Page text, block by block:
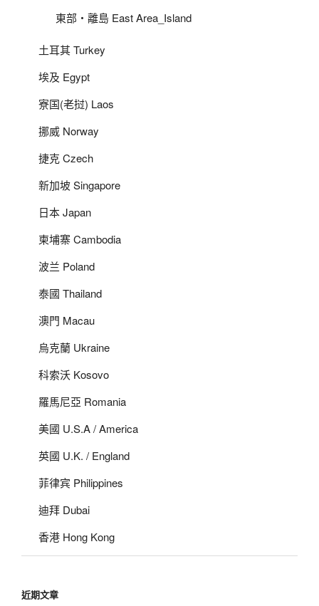
東部‧離島 East Area_Island
土耳其 Turkey
埃及 Egypt
寮国(老挝) Laos
挪威 Norway
捷克 Czech
新加坡 Singapore
日本 Japan
柬埔寨 Cambodia
波兰 Poland
泰國 Thailand
澳門 Macau
烏克蘭 Ukraine
科索沃 Kosovo
羅馬尼亞 Romania
美國 U.S.A / America
英國 U.K. / England
菲律宾 Philippines
迪拜 Dubai
香港 Hong Kong
近期文章